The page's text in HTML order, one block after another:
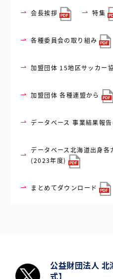
会長挨拶 特集
各種委員会の取り組み
加盟団体 15地区サッカー
加盟団体 各種連盟から
データベース 事業結果報
データベース 北海道出身各
(2023年度)
まとめてダウンロード
公益財団法人
式】